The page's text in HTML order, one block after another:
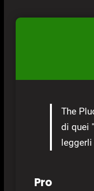
The
di quei
Pro